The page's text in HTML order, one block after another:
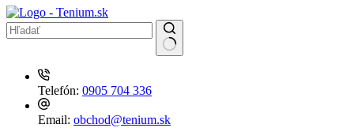
results
Telefón: 0905 704 336
Email: obchod@tenium.sk